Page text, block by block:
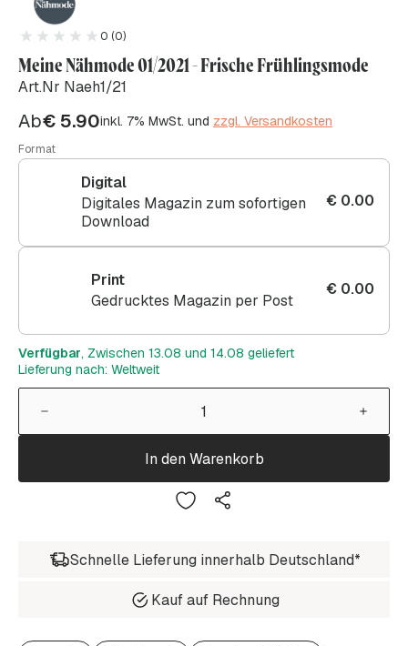
0 (0)
Meine Nähmode 01/2021 - Frische Frühlingsmode
Art.Nr Naeh1/21
Ab€ 5.90inkl. 7% MwSt. und zzgl. Versandkosten
Format
Digital
Digitales Magazin zum sofortigen
Download
€ 0.00
Print
Gedrucktes Magazin per Post
€ 0.00
Verfügbar, Zwischen 13.08 und 14.08 geliefert
Lieferung nach: Weltweit
In den Warenkorb
Schnelle Lieferung innerhalb Deutschland*
Kauf auf Rechnung